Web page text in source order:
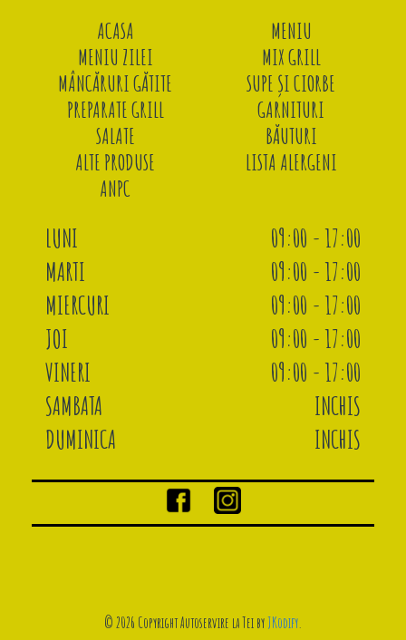
ACASA
MENIU
MENIU ZILEI
MIX GRILL
MÂNCĂRURI GĂTITE
SUPE ȘI CIORBE
PREPARATE GRILL
GARNITURI
SALATE
BĂUTURI
ALTE PRODUSE
LISTA ALERGENI
ANPC
LUNI
09:00 - 17:00
MARTI
09:00 - 17:00
MIERCURI
09:00 - 17:00
JOI
09:00 - 17:00
VINERI
09:00 - 17:00
SAMBATA
INCHIS
DUMINICA
INCHIS
© 2026 Copyright Autoservire la Tei byJKodify.